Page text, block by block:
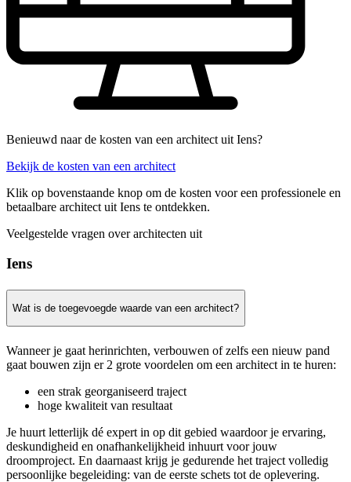
Benieuwd naar de kosten van een architect uit Iens?
Bekijk de kosten van een architect
Klik op bovenstaande knop om de kosten voor een professionele en
betaalbare architect uit Iens te ontdekken.
Veelgestelde vragen over architecten uit
Iens
Wat is de toegevoegde waarde van een architect?
Wanneer je gaat herinrichten, verbouwen of zelfs een nieuw pand
gaat bouwen zijn er 2 grote voordelen om een architect in te huren:
een strak georganiseerd traject
hoge kwaliteit van resultaat
Je huurt letterlijk dé expert in op dit gebied waardoor je ervaring,
deskundigheid en onafhankelijkheid inhuurt voor jouw
droomproject. En daarnaast krijg je gedurende het traject volledig
persoonlijke begeleiding: van de eerste schets tot de oplevering.